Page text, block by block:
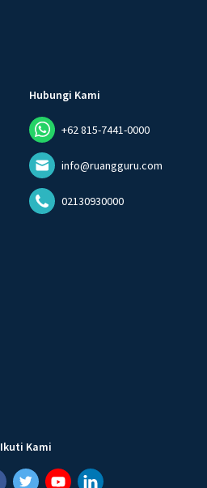
Hubungi Kami
+62 815-7441-0000
info@ruangguru.com
02130930000
Ikuti Kami